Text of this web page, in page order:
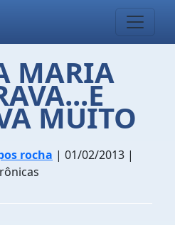
MARIA
MUITO
rocha | 01/02/2013 |